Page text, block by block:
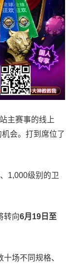
主赛事的线上
会。打到席位了
1,000级别的卫
转向6月 19 日至
场不同规格、